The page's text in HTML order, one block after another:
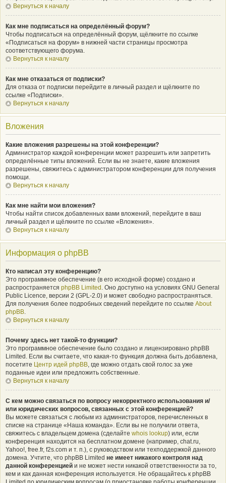
Вернуться к началу
Как мне подписаться на определённый форум?
Чтобы подписаться на определённый форум, щёлкните по ссылке
«Подписаться на форум» в нижней части страницы просмотра
соответствующего форума.
Вернуться к началу
Как мне отказаться от подписки?
Для отказа от подписки перейдите в личный раздел и щёлкните по
ссылке «Подписки».
Вернуться к началу
Вложения
Какие вложения разрешены на этой конференции?
Администратор каждой конференции может разрешить или запретить
определённые типы вложений. Если вы не знаете, какие вложения
разрешены, свяжитесь с администратором конференции для получения
помощи.
Вернуться к началу
Как мне найти мои вложения?
Чтобы найти список добавленных вами вложений, перейдите в ваш
личный раздел и щёлкните по ссылке «Вложения».
Вернуться к началу
Информация о phpBB
Кто написал эту конференцию?
Это программное обеспечение (в его исходной форме) создано и
распространяется phpBB Limited . Оно доступно на условиях GNU General
Public Licence, версии 2 (GPL-2.0) и может свободно распространяться.
Для получения более подробных сведений перейдите по ссылке About
phpBB.
Вернуться к началу
Почему здесь нет такой-то функции?
Это программное обеспечение было создано и лицензировано phpBB
Limited. Если вы считаете, что какая-то функция должна быть добавлена,
посетите Центр идей phpBB, где можно отдать свой голос за уже
поданные идеи или предложить собственные.
Вернуться к началу
С кем можно связаться по вопросу некорректного использования и/
или юридических вопросов, связанных с этой конференцией?
Вы можете связаться с любым из администраторов, перечисленных в
списке на странице «Наша команда». Если вы не получили ответа,
свяжитесь с владельцем домена (сделайте whois lookup) или, если
конференция находится на бесплатном домене (например, chat.ru,
Yahoo!, free.fr, f2s.com и т. п.), с руководством или техподдержкой данного
домена. Учтите, что phpBB Limited не имеет никакого контроля над
данной конференцией и не может нести никакой ответственности за то,
кем и как данная конференция используется. Не обращайтесь к phpBB